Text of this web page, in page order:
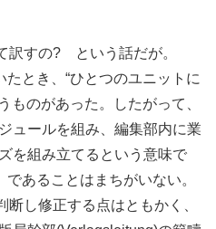
訳すの? という話だが。
とき、“ひとつのユニットに
ものがあった。したがって、
ュールを組み、編集部内に業
を組み立てるという意味で
あることはまちがいない。
断し修正する点はともかく、